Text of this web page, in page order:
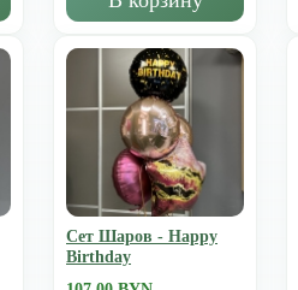
Сет Шаров - Happy
Birthday